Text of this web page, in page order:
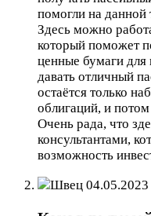
помогли на данной
Здесь можно
который поможет
ценные бумаги для
давать отличный
остаётся только
облигаций, и
Очень рада, что
консультантами,
возможность
Швец